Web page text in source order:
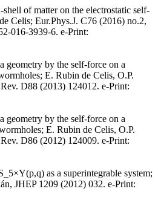
of matter on the electrostatic self-
Celis; Eur.Phys.J. C76 (2016) no.2,
016-3939-6. e-Print:
geometry by the self-force on a
E. Rubin de Celis, O.P.
D88 (2013) 124012. e-Print:
geometry by the self-force on a
E. Rubin de Celis, O.P.
D86 (2012) 124009. e-Print:
as a superintegrable system;
JHEP 1209 (2012) 032. e-Print: